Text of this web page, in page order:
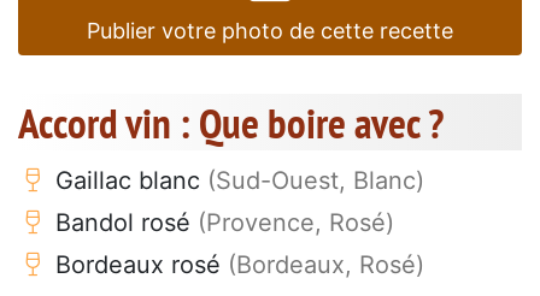
Publier votre photo de cette recette
Accord vin : Que boire avec ?
Gaillac blanc (Sud-Ouest, Blanc)
Bandol rosé (Provence, Rosé)
Bordeaux rosé (Bordeaux, Rosé)